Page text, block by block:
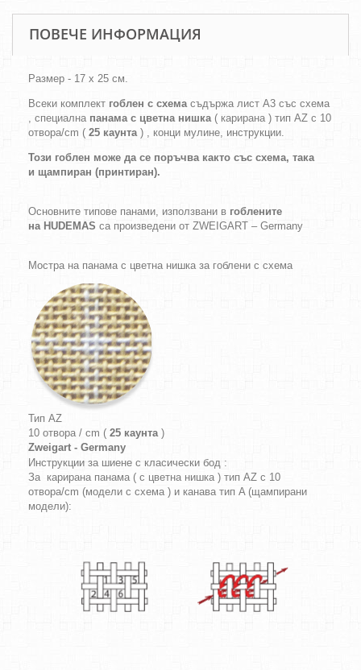
ПОВЕЧЕ ИНФОРМАЦИЯ
Размер - 17 х 25 см.
Всеки комплект гоблен с схемасъдържа лист А3 със схема
, специална панама с цветна нишка( карирана ) тип AZ с 10
отвора/cm ( 25 каунта) , конци мулине, инструкции.
Този гоблен може да се поръчва както със схема, така
и щампиран (принтиран).
Основните типове панами, използвани в гоблените
на HUDEMAS са произведени от ZWEIGART – Germany
Мостра на панама с цветна нишка за гоблени с схема
Тип AZ
10 отвора / cm ( 25 каунта)
Zweigart - Germany
Инструкции за шиене с класически бод :
За карирана панама ( с цветна нишка ) тип AZ с 10
отвора/cm (модели с схема ) и канава тип A (щампирани
модели):